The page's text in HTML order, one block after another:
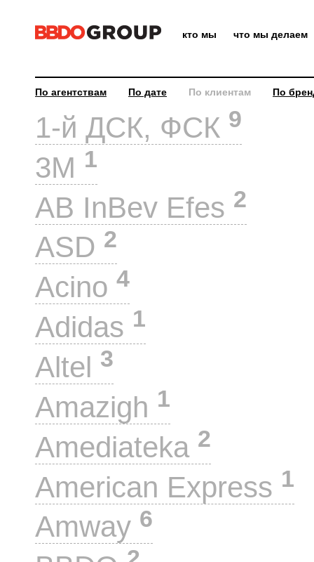
кто мы что мы делаем
По агентствам По дате По клиентам По
1-й ДСК, ФСК 9
3M 1
AB InBev Efes 2
ASD 2
Acino 4
Adidas 1
Altel 3
Amazigh 1
Amediateka 2
American Express 1
Amway 6